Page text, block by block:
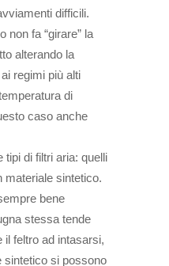
difficili.
non fa “girare” la
alterando la
regimi più alti
di
caso anche
tipi di filtri aria: quelli
materiale sintetico.
bene
stessa tende
il feltro ad intasarsi,
sintetico si possono